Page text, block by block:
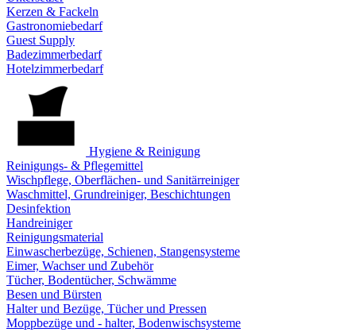
Kerzen & Fackeln
Gastronomiebedarf
Guest Supply
Badezimmerbedarf
Hotelzimmerbedarf
Hygiene & Reinigung
Reinigungs- & Pflegemittel
Wischpflege, Oberflächen- und Sanitärreiniger
Waschmittel, Grundreiniger, Beschichtungen
Desinfektion
Handreiniger
Reinigungsmaterial
Einwascherbezüge, Schienen, Stangensysteme
Eimer, Wachser und Zubehör
Tücher, Bodentücher, Schwämme
Besen und Bürsten
Halter und Bezüge, Tücher und Pressen
Moppbezüge und - halter, Bodenwischsysteme